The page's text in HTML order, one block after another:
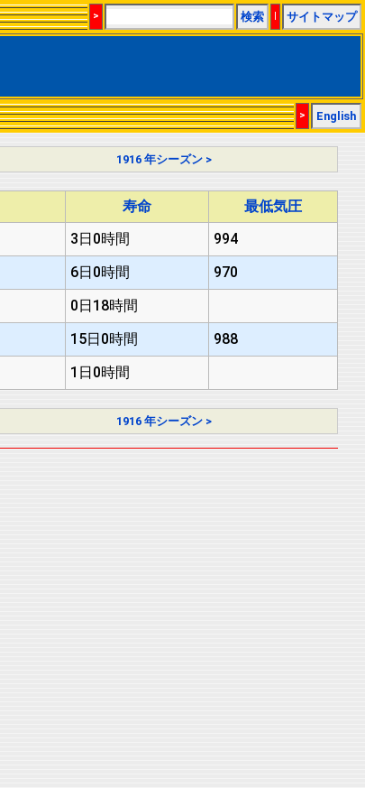
> 検索 | サイトマップ
> English
1916 年シーズン >
寿命
最低気圧
3日0時間
994
6日0時間
970
0日18時間
15日0時間
988
1日0時間
1916 年シーズン >